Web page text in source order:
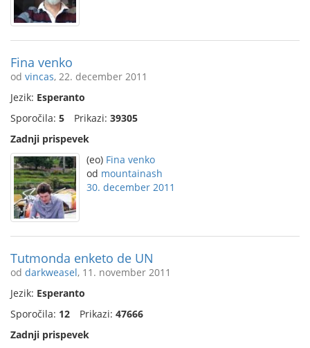
Fina venko
od vincas, 22. december 2011
Jezik: Esperanto
Sporočila: 5 Prikazi: 39305
Zadnji prispevek
(eo) Fina venko
od mountainash
30. december 2011
Tutmonda enketo de UN
od darkweasel, 11. november 2011
Jezik: Esperanto
Sporočila: 12 Prikazi: 47666
Zadnji prispevek